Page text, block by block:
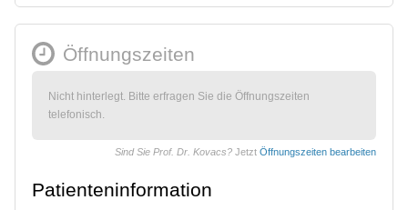
Öffnungszeiten
Nicht hinterlegt. Bitte erfragen Sie die Öffnungszeiten
telefonisch.
Sind Sie Prof. Dr. Kovacs? Jetzt Öffnungszeiten bearbeiten
Patienteninformation